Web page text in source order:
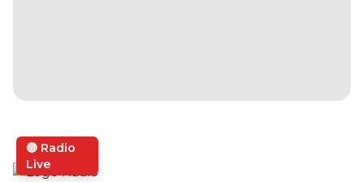
🔴 Radio
Live